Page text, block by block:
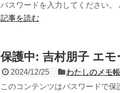
パスワードを入力してください。
記事を読む
保護中: 吉村朋子 エ
2024/12/25
わたしのメモ帳
このコンテンツはパスワードで